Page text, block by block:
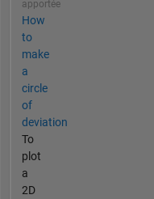
apportée
How
to
make
a
circle
of
deviation
To
plot
a
2D